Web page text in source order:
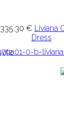
335,30 € Liviana
Dress